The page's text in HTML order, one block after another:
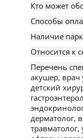
Кто может
Способы
Наличие
Относится к
Перечень
акушер, врач
детский
дерматолог,
травматолог,